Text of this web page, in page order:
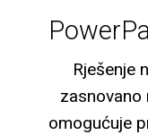
Rješenje
zasnovano
omogućuje